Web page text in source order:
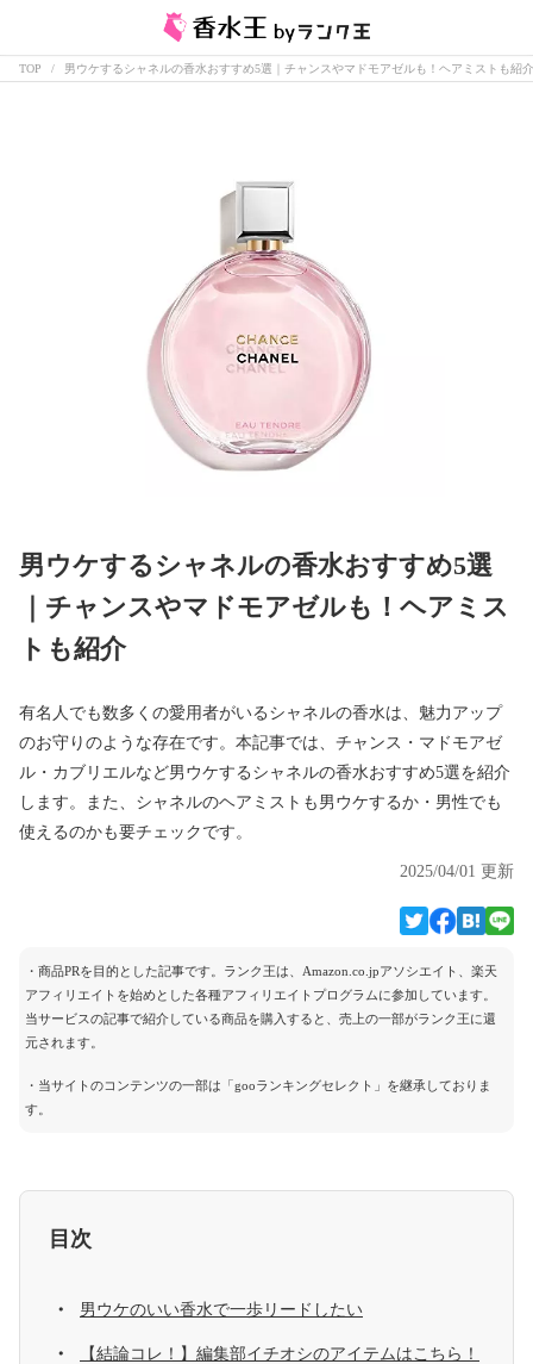
TOP 男ウケするシャネルの香水おすすめ5選｜チャンスやマドモアゼルも！ヘアミストも紹介
男ウケするシャネルの香水おすすめ5選
｜チャンスやマドモアゼルも！ヘアミス
トも紹介
有名人でも数多くの愛用者がいるシャネルの香水は、魅力アップ
のお守りのような存在です。本記事では、チャンス・マドモアゼ
ル・カブリエルなど男ウケするシャネルの香水おすすめ5選を紹介
します。また、シャネルのヘアミストも男ウケするか・男性でも
使えるのかも要チェックです。
2025/04/01 更新
・商品PRを目的とした記事です。ランク王は、Amazon.co.jpアソシエイト、楽天
アフィリエイトを始めとした各種アフィリエイトプログラムに参加しています。
当サービスの記事で紹介している商品を購入すると、売上の一部がランク王に還
元されます。
・当サイトのコンテンツの一部は「gooランキングセレクト」を継承しておりま
す。
目次
男ウケのいい香水で一歩リードしたい
【結論コレ！】編集部イチオシのアイテムはこちら！